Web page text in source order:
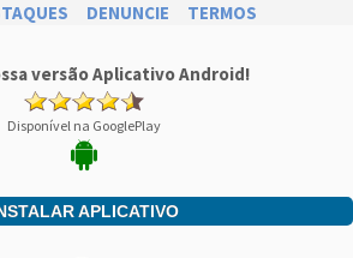
DENUNCIE TERMOS
versão Aplicativo Android!
Disponível na GooglePlay
APLICATIVO